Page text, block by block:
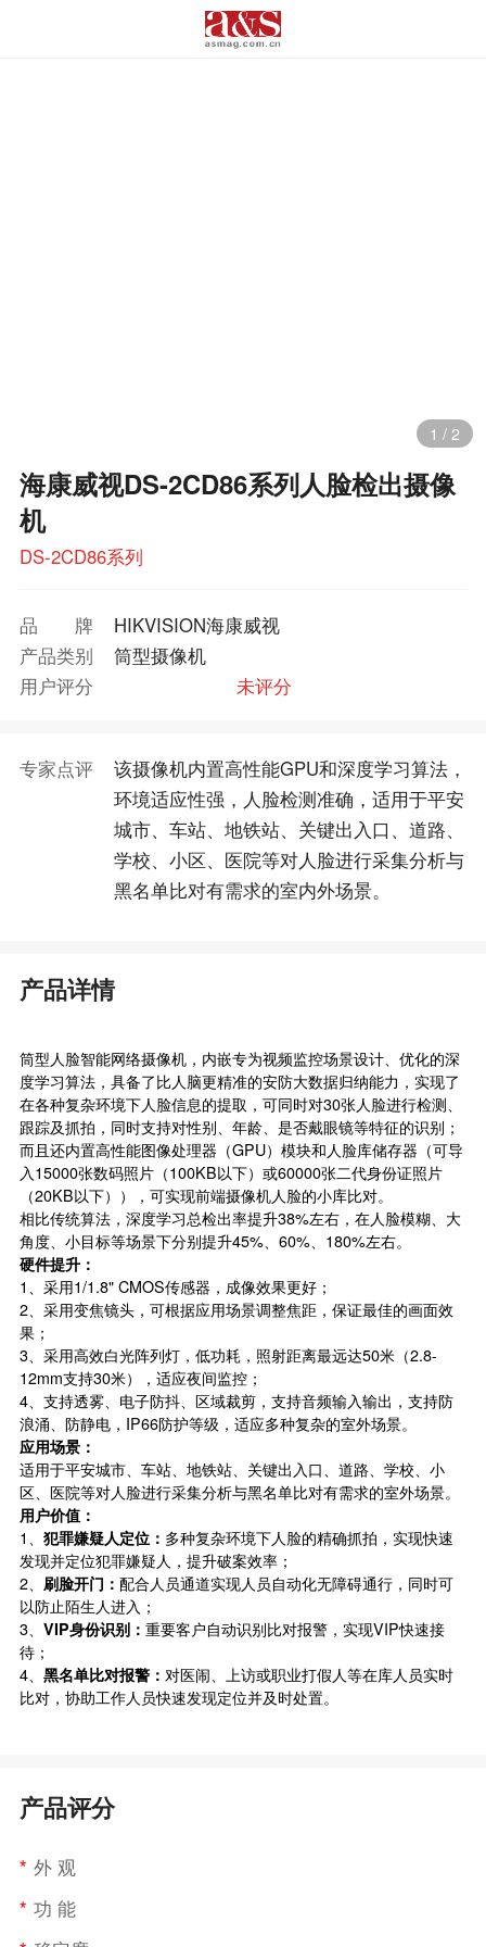
1 / 2
海康威视DS-2CD86系列人脸检出摄像
机
DS-2CD86系列
品牌
HIKVISION海康威视
产品类别
筒型摄像机
用户评分
未评分
专家点评
该摄像机内置高性能GPU和深度学习算法，
环境适应性强，人脸检测准确，适用于平安
城市、车站、地铁站、关键出入口、道路、
学校、小区、医院等对人脸进行采集分析与
黑名单比对有需求的室内外场景。
产品详情
筒型人脸智能网络摄像机，内嵌专为视频监控场景设计、优化的深
度学习算法，具备了比人脑更精准的安防大数据归纳能力，实现了
在各种复杂环境下人脸信息的提取，可同时对30张人脸进行检测、
跟踪及抓拍，同时支持对性别、年龄、是否戴眼镜等特征的识别；
而且还内置高性能图像处理器（GPU）模块和人脸库储存器（可导
入15000张数码照片（100KB以下）或60000张二代身份证照片
（20KB以下）），可实现前端摄像机人脸的小库比对。
相比传统算法，深度学习总检出率提升38%左右，在人脸模糊、大
角度、小目标等场景下分别提升45%、60%、180%左右。
硬件提升：
1、采用1/1.8" CMOS传感器，成像效果更好；
2、采用变焦镜头，可根据应用场景调整焦距，保证最佳的画面效
果；
3、采用高效白光阵列灯，低功耗，照射距离最远达50米（2.8-
12mm支持30米），适应夜间监控；
4、支持透雾、电子防抖、区域裁剪，支持音频输入输出，支持防
浪涌、防静电，IP66防护等级，适应多种复杂的室外场景。
应用场景：
适用于平安城市、车站、地铁站、关键出入口、道路、学校、小
区、医院等对人脸进行采集分析与黑名单比对有需求的室外场景。
用户价值：
1、 犯罪嫌疑人定位： 多种复杂环境下人脸的精确抓拍，实现快速
发现并定位犯罪嫌疑人，提升破案效率；
2、 刷脸开门： 配合人员通道实现人员自动化无障碍通行，同时可
以防止陌生人进入；
3、 VIP身份识别： 重要客户自动识别比对报警，实现VIP快速接
待；
4、 黑名单比对报警： 对医闹、上访或职业打假人等在库人员实时
比对，协助工作人员快速发现定位并及时处置。
产品评分
* 外 观
* 功 能